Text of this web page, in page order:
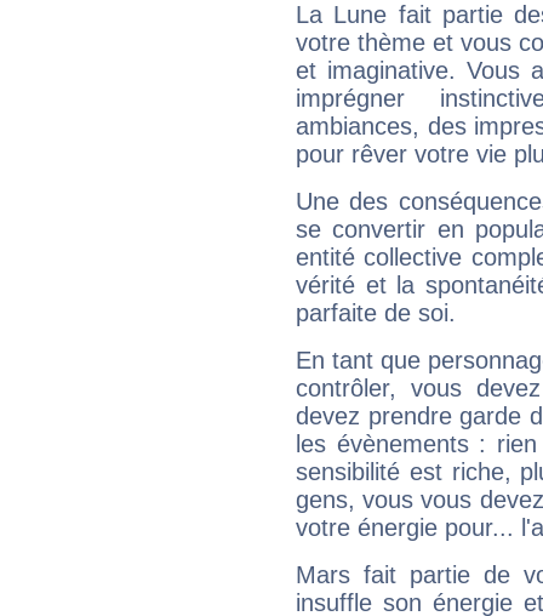
La Lune fait partie
votre thème et vous
et imaginative. Vous
imprégner
ambiances, des
pour rêver votre vie
Une des
se convertir en
entité collective
vérité et la
parfaite de soi.
En tant que
contrôler, vous
devez prendre garde
les évènements :
sensibilité est riche,
gens, vous vous
votre énergie pour...
Mars fait partie de
insuffle son énergie